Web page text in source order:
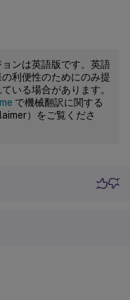
ンは英語版です。英語
利便性のためにのみ提
いる場合があります。
で機械翻訳に関する
）をご覧くださ